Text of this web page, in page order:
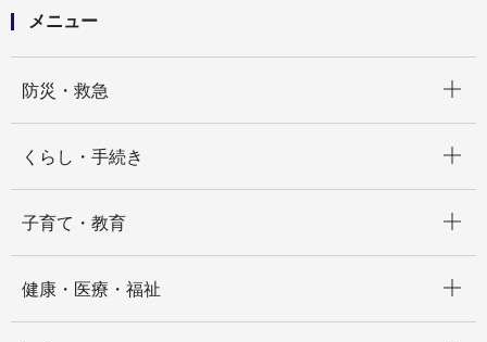
メニュー
防災・救急
くらし・手続き
子育て・教育
健康・医療・福祉